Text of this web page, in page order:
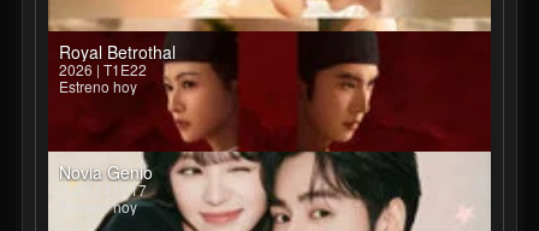
Royal Betrothal
2026 | T1E22
Estreno hoy
Novia Genio
2026 | T1E17
Estreno hoy